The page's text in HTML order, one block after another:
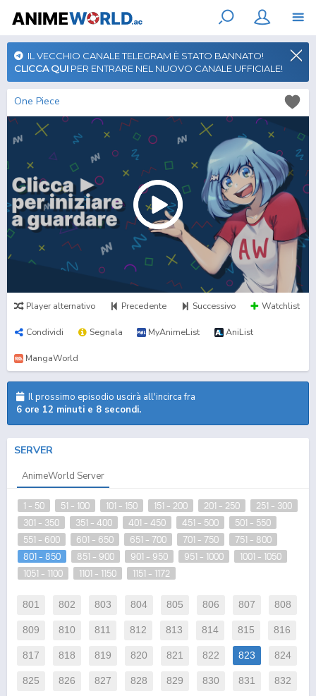
IL VECCHIO CANALE TELEGRAM È STATO BANNATO!
CLICCA QUI PER ENTRARE NEL NUOVO CANALE UFFICIALE!
One Piece
Player alternativo Precedente Successivo Watchlist
Condividi Segnala MyAnimeList AniList
MangaWorld
Il prossimo episodio uscirà all'incirca fra
6 ore 12 minuti e 8 secondi.
SERVER
AnimeWorld Server
1 - 50 51 - 100 101 - 150 151 - 200 201 - 250
251 - 300
301 - 350
351 - 400 401 - 450 451 - 500
501 - 550
551 - 600
601 - 650 651 - 700 701 - 750
751 - 800
801 - 850
851 - 900 901 - 950 951 - 1000
1001 - 1050
1051 - 1100
1101 - 1150 1151 - 1172
801 802 803 804 805 806 807 808
809 810 811 812 813 814 815 816
817 818 819 820 821 822 823 824
825 826 827 828 829 830 831 832